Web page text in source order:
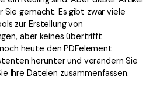
Sie gemacht. Es gibt zwar viele
zur Erstellung von
aber keines übertrifft
heute den PDFelement
herunter und verändern Sie
Ihre Dateien zusammenfassen.